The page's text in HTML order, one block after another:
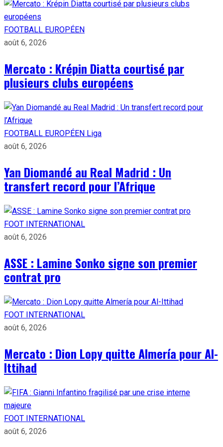
FOOTBALL EUROPÉEN
août 6, 2026
Mercato : Krépin Diatta courtisé par
plusieurs clubs européens
FOOTBALL EUROPÉEN Liga
août 6, 2026
Yan Diomandé au Real Madrid : Un
transfert record pour l’Afrique
FOOT INTERNATIONAL
août 6, 2026
ASSE : Lamine Sonko signe son premier
contrat pro
FOOT INTERNATIONAL
août 6, 2026
Mercato : Dion Lopy quitte Almería pour Al-
Ittihad
FOOT INTERNATIONAL
août 6, 2026